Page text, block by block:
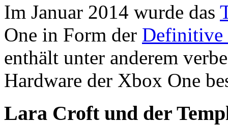
Im Januar 2014 wurde das
One in Form der
enthält unter anderem
Hardware der Xbox One
Lara Croft und der